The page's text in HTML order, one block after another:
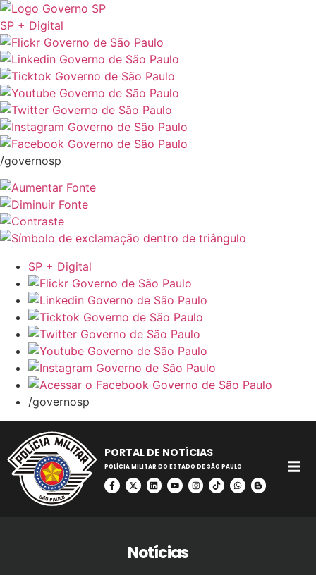
SP + Digital
/governosp
SP + Digital
/governosp
PORTAL DE NOTÍCIAS
POLÍCIA MILITAR DO ESTADO DE SÃO PAULO
Notícias